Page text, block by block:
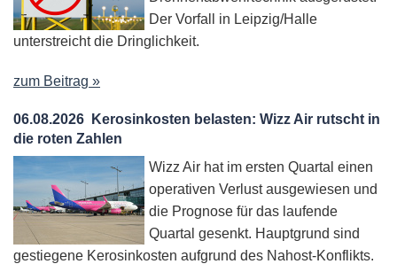
Der Vorfall in Leipzig/Halle
unterstreicht die Dringlichkeit.
zum Beitrag »
06.08.2026
Kerosinkosten belasten: Wizz Air rutscht in
die roten Zahlen
Wizz Air hat im ersten Quartal einen
operativen Verlust ausgewiesen und
die Prognose für das laufende
Quartal gesenkt. Hauptgrund sind
gestiegene Kerosinkosten aufgrund des Nahost-Konflikts.